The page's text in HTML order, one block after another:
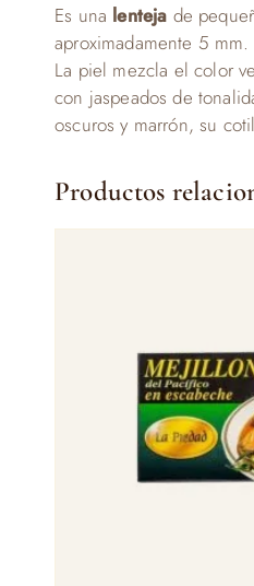
Es una lenteja de
aproximadamente 5
La piel mezcla el color
con jaspeados de
oscuros y marrón, su
Productos